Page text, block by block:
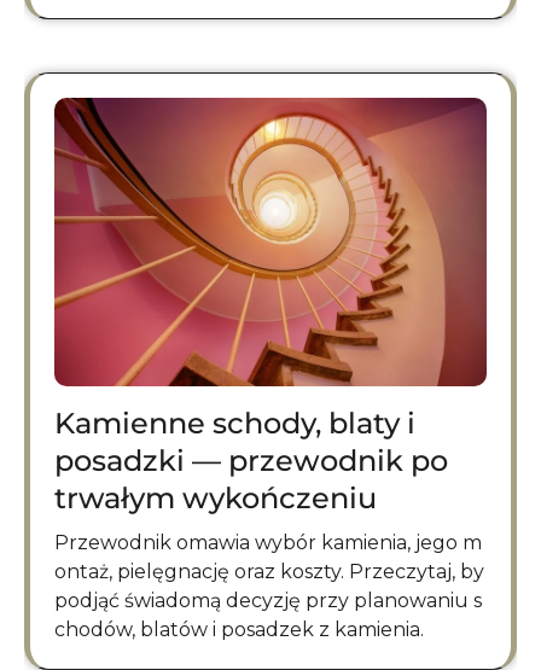
Kamienne schody, blaty i
posadzki — przewodnik po
trwałym wykończeniu
Przewodnik omawia wybór kamienia, jego m
ontaż, pielęgnację oraz koszty. Przeczytaj, by
podjąć świadomą decyzję przy planowaniu s
chodów, blatów i posadzek z kamienia.